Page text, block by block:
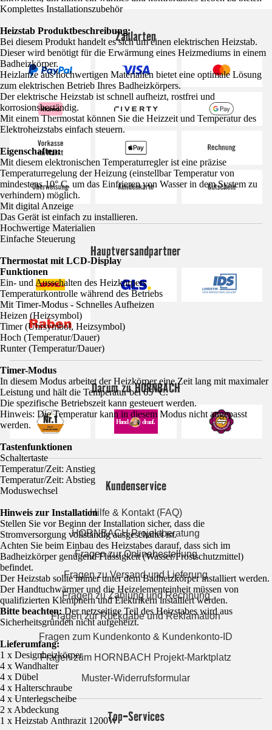
Komplettes Installationszubehör
Heizstab Produktbeschreibung:
Bei diesem Produkt handelt es sich um einen elektrischen Heizstab.
Dieser wird benötigt für die Erwärmung eines Heizmediums in einem
Badheizkörper.
Heizlanze aus hochwertigen Materialien bietet eine optimale Lösung
zum elektrischen Betrieb Ihres Badheizkörpers.
Der elektrische Heizstab ist schnell aufheizt, rostfrei und
korrosionsbeständig.
Mit einem Thermostat können Sie die Heizzeit und Temperatur des
Elektroheizstabs einfach steuern.
Eigenschaften:
Mit diesem elektronischen Temperaturregler ist eine präzise
Temperaturregelung der Heizung (einstellbar Temperatur von
mindestens 10° C, um das Einfrieren von Wasser in dem System zu
verhindern) möglich.
Mit digital Anzeige
Das Gerät ist einfach zu installieren.
Hochwertige Materialien
Einfache Steuerung
Thermostat mit LCD-Display
Funktionen
Ein- und Ausschalten des Heizkörpers
Temperaturkontrolle während des Betriebs
Mit Timer-Modus - Schnelles Aufheizen
Heizen (Heizsymbol)
Timer (Uhrsymbol, Heizsymbol)
Hoch (Temperatur/Dauer)
Runter (Temperatur/Dauer)
Timer-Modus
In diesem Modus arbeitet der Heizkörper eine Zeit lang mit maximaler
Leistung und hält die Temperatur bei 65 °C.
Die spezifische Betriebszeit kann gesteuert werden.
Hinweis: Die Temperatur kann in diesem Modus nicht angepasst
werden.
Tastenfunktionen
Schaltertaste
Temperatur/Zeit: Anstieg
Temperatur/Zeit: Abstieg
Moduswechsel
Hinweis zur Installation
Stellen Sie vor Beginn der Installation sicher, dass die
Stromversorgung vollständig ausgeschaltet ist.
Achten Sie beim Einbau des Heizstabes darauf, dass sich im
Badheizkörper genügend Flüssigkeit (Wasser/Frostschutzmittel)
befindet.
Der Heizstab sollte immer unter dem Badheizkörper installiert werden.
Der Handtuchwärmer und die Heizelementeinheit müssen von
qualifizierten Klempnern und Elektrikern installiert werden.
Bitte beachten: Der netzseitige Teil des Heizstabes wird aus
Sicherheitsgründen nicht aufgeheizt.
Lieferumfang:
1 x Designheizkörper
4 x Wandhalter
4 x Dübel
4 x Halterschraube
4 x Unterlegscheibe
2 x Abdeckung
1 x Heizstab Anthrazit 1200W
Zahlarten
Hauptversandpartner
Darum zu HORNBACH
Kundenservice
Hilfe & Kontakt (FAQ)
HORNBACH Projektberatung
Fragen zur Onlinebestellung
Fragen zu Versand und Lieferung
Fragen zu Zahlung und Rechnung
Fragen zur Rückgabe und Reklamation
Fragen zum Kundenkonto & Kundenkonto-ID
Fragen zum HORNBACH Projekt-Marktplatz
Muster-Widerrufsformular
Top-Services